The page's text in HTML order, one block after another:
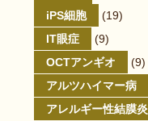
iPS細胞
(19)
IT眼症
(9)
OCTアンギオ
(9)
アルツハイマー病
アレルギー性結膜炎